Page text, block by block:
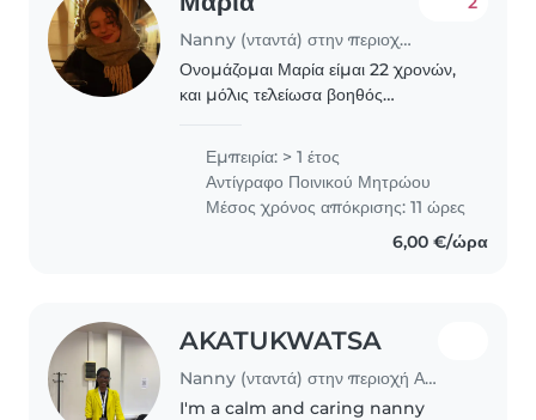
Nanny (νταντά) στην περιοχή Αθήνα
Ονομάζομαι Μαρία είμαι 22 χρονών,
και μόλις τελείωσα βοηθός
βοήθειες και έχω δουλέψει ως
ομαδάρχισσα σε παιδια ηλικιών..
Εμπειρία: > 1 έτος
Αντίγραφο Ποινικού Μητρώου
Μέσος χρόνος απόκρισης: 11 ώρες
6,00 €/ώρα
AKATUKWATSA
Nanny (νταντά) στην περιοχή Αθήνα
I'm a calm and caring nanny